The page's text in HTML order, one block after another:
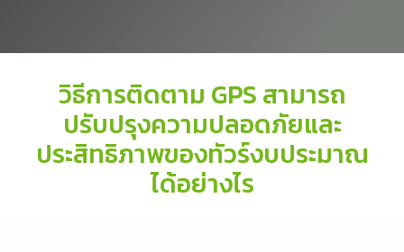
วิธีการติดตาม GPS สามารถ
ปรับปรุงความปลอดภัยและ
ประสิทธิภาพของทัวร์งบประมาณ
ได้อย่างไร